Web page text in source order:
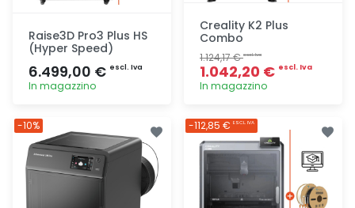
Raise3D Pro3 Plus HS
(Hyper Speed)
6.499,00 € escl. Iva
In magazzino
Creality K2 Plus
Combo
1.124,17 €escl. Iva
1.042,20 € escl. Iva
In magazzino
-10% -112,85 € ESCL. IVA